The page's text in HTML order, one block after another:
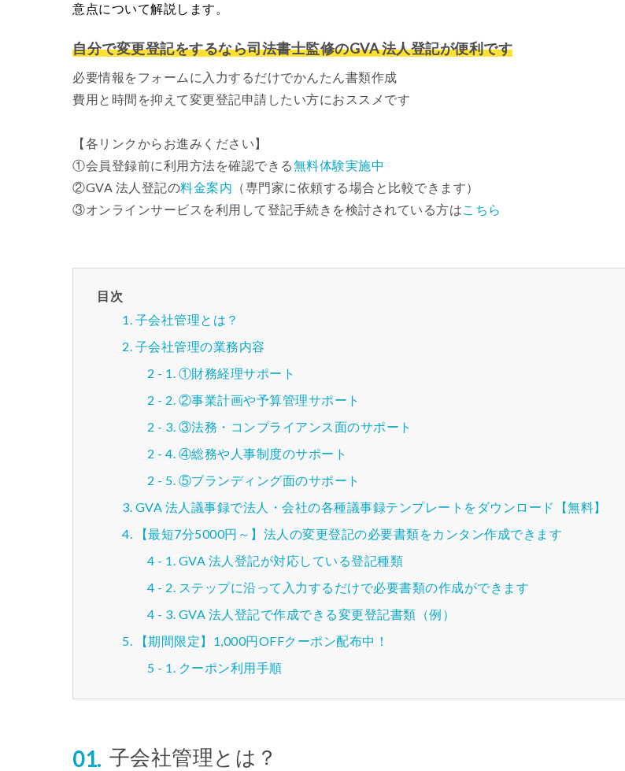
意点について解説します。
自分で変更登記をするなら司法書士監修のGVA 法人登記が便利です
必要情報をフォームに入力するだけでかんたん書類作成
費用と時間を抑えて変更登記申請したい方におススメです
【各リンクからお進みください】
①会員登録前に利用方法を確認できる無料体験実施中
②GVA 法人登記の料金案内 （専門家に依頼する場合と比較できます）
③オンラインサービスを利用して登記手続きを検討されている方はこちら
目次
子会社管理とは？
子会社管理の業務内容
①財務経理サポート
②事業計画や予算管理サポート
③法務・コンプライアンス面のサポート
④総務や人事制度のサポート
⑤ブランディング面のサポート
GVA 法人議事録で法人・会社の各種議事録テンプレートをダウンロード【無料】
【最短7分5000円～】法人の変更登記の必要書類をカンタン作成できます
GVA 法人登記が対応している登記種類
ステップに沿って入力するだけで必要書類の作成ができます
GVA 法人登記で作成できる変更登記書類（例）
【期間限定】1,000円OFFクーポン配布中！
クーポン利用手順
子会社管理とは？